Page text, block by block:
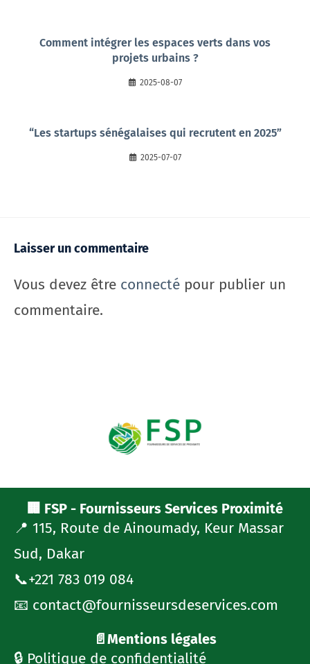
Comment intégrer les espaces verts dans vos
projets urbains ?
2025-08-07
“Les startups sénégalaises qui recrutent en 2025”
2025-07-07
Laisser un commentaire
Vous devez être connecté pour publier un
commentaire.
🏢 FSP - Fournisseurs Services Proximité
📍 115, Route de Ainoumady, Keur Massar
Sud, Dakar
📞+221 783 019 084
📧 contact@fournisseursdeservices.com
📄Mentions légales
🔒 Politique de confidentialité